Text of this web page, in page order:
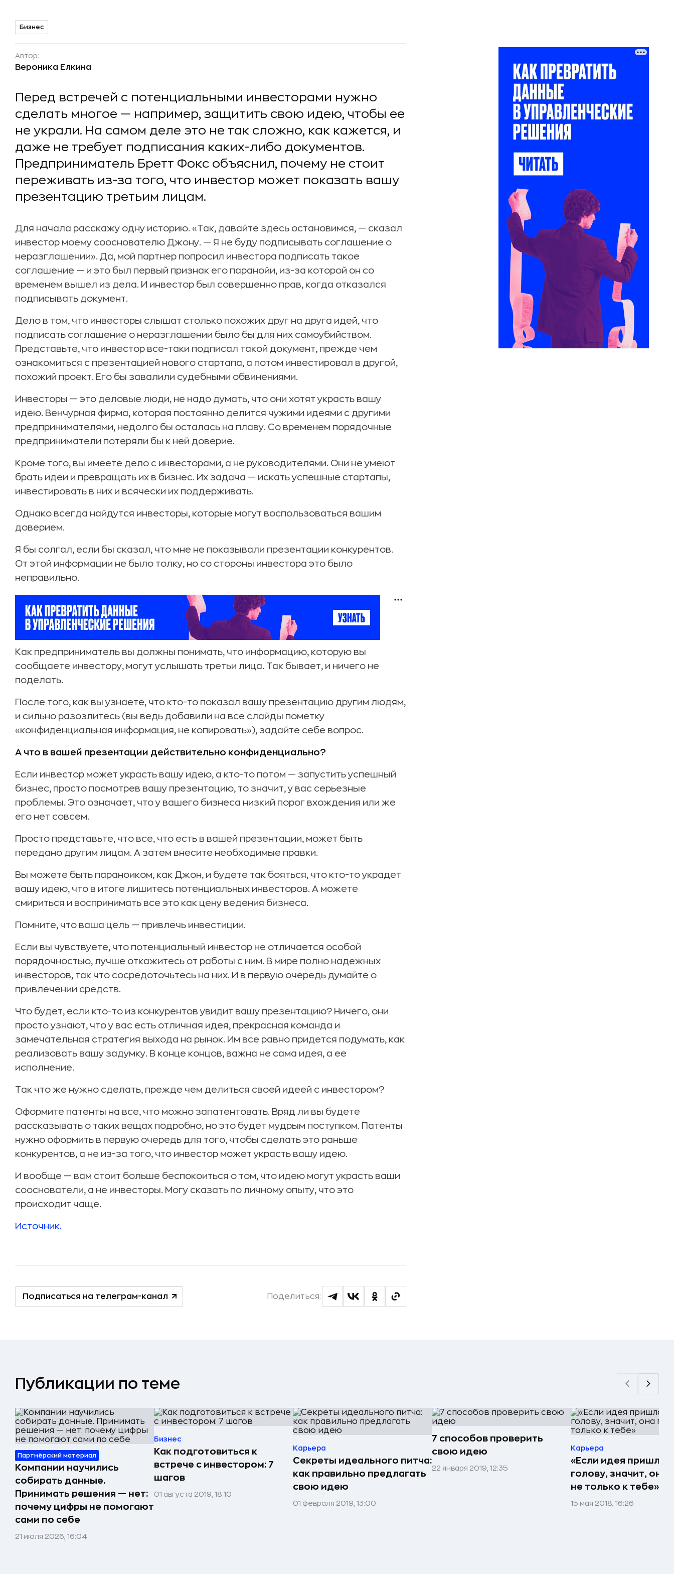
Бизнес
Автор:
Вероника Елкина
Перед встречей с потенциальными инвесторами нужно
сделать многое — например, защитить свою идею, чтобы ее
не украли. На самом деле это не так сложно, как кажется, и
даже не требует подписания каких-либо документов.
Предприниматель Бретт Фокс объяснил, почему не стоит
переживать из-за того, что инвестор может показать вашу
презентацию третьим лицам.
Для начала расскажу одну историю. «Так, давайте здесь остановимся, — сказал
инвестор моему сооснователю Джону. — Я не буду подписывать соглашение о
неразглашении». Да, мой партнер попросил инвестора подписать такое
соглашение — и это был первый признак его паранойи, из-за которой он со
временем вышел из дела. И инвестор был совершенно прав, когда отказался
подписывать документ.
Дело в том, что инвесторы слышат столько похожих друг на друга идей, что
подписать соглашение о неразглашении было бы для них самоубийством.
Представьте, что инвестор все-таки подписал такой документ, прежде чем
ознакомиться с презентацией нового стартапа, а потом инвестировал в другой,
похожий проект. Его бы завалили судебными обвинениями.
Инвесторы — это деловые люди, не надо думать, что они хотят украсть вашу
идею. Венчурная фирма, которая постоянно делится чужими идеями с другими
предпринимателями, недолго бы осталась на плаву. Со временем порядочные
предприниматели потеряли бы к ней доверие.
Кроме того, вы имеете дело с инвесторами, а не руководителями. Они не умеют
брать идеи и превращать их в бизнес. Их задача — искать успешные стартапы,
инвестировать в них и всячески их поддерживать.
Однако всегда найдутся инвесторы, которые могут воспользоваться вашим
доверием.
Я бы солгал, если бы сказал, что мне не показывали презентации конкурентов.
От этой информации не было толку, но со стороны инвестора это было
неправильно.
Как предприниматель вы должны понимать, что информацию, которую вы
сообщаете инвестору, могут услышать третьи лица. Так бывает, и ничего не
поделать.
После того, как вы узнаете, что кто-то показал вашу презентацию другим людям,
и сильно разозлитесь (вы ведь добавили на все слайды пометку
«конфиденциальная информация, не копировать»), задайте себе вопрос.
А что в вашей презентации действительно конфиденциально?
Если инвестор может украсть вашу идею, а кто-то потом — запустить успешный
бизнес, просто посмотрев вашу презентацию, то значит, у вас серьезные
проблемы. Это означает, что у вашего бизнеса низкий порог вхождения или же
его нет совсем.
Просто представьте, что все, что есть в вашей презентации, может быть
передано другим лицам. А затем внесите необходимые правки.
Вы можете быть параноиком, как Джон, и будете так бояться, что кто-то украдет
вашу идею, что в итоге лишитесь потенциальных инвесторов. А можете
смириться и воспринимать все это как цену ведения бизнеса.
Помните, что ваша цель — привлечь инвестиции.
Если вы чувствуете, что потенциальный инвестор не отличается особой
порядочностью, лучше откажитесь от работы с ним. В мире полно надежных
инвесторов, так что сосредоточьтесь на них. И в первую очередь думайте о
привлечении средств.
Что будет, если кто-то из конкурентов увидит вашу презентацию? Ничего, они
просто узнают, что у вас есть отличная идея, прекрасная команда и
замечательная стратегия выхода на рынок. Им все равно придется подумать, как
реализовать вашу задумку. В конце концов, важна не сама идея, а ее
исполнение.
Так что же нужно сделать, прежде чем делиться своей идеей с инвестором?
Оформите патенты на все, что можно запатентовать. Вряд ли вы будете
рассказывать о таких вещах подробно, но это будет мудрым поступком. Патенты
нужно оформить в первую очередь для того, чтобы сделать это раньше
конкурентов, а не из-за того, что инвестор может украсть вашу идею.
И вообще — вам стоит больше беспокоиться о том, что идею могут украсть ваши
сооснователи, а не инвесторы. Могу сказать по личному опыту, что это
происходит чаще.
Источник.
Подписаться на телеграм-канал Поделиться:
Публикации по теме
Партнёрский материал
Компании научились
собирать данные.
Принимать решения — нет:
почему цифры не помогают
сами по себе
21 июля 2026, 16:04
Бизнес
Как подготовиться к
встрече с инвестором: 7
шагов
01 августа 2019, 18:10
Карьера
Секреты идеального питча:
как правильно предлагать
свою идею
01 февраля 2019, 13:00
7 способов проверить
свою идею
22 января 2019, 12:35
Карьера
«Если идея пришла
голову, значит, она
не только к тебе»
15 мая 2018, 16:26